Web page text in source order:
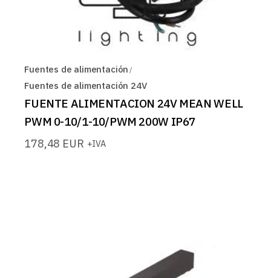
Fuentes de alimentación
Fuentes de alimentación 24V
FUENTE ALIMENTACION 24V MEAN WELL
PWM 0-10/1-10/PWM 200W IP67
178,48 EUR +IVA